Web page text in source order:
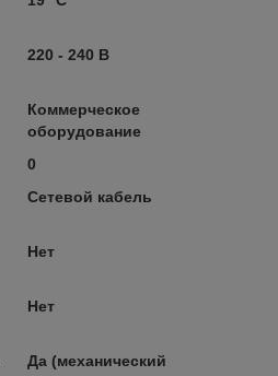
220 - 240 В
Коммерческое
оборудование
0
Сетевой кабель
Нет
Нет
Да (механический